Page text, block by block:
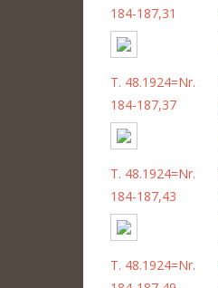
184-187,31
T. 48.1924=Nr.
184-187,37
T. 48.1924=Nr.
184-187,43
T. 48.1924=Nr.